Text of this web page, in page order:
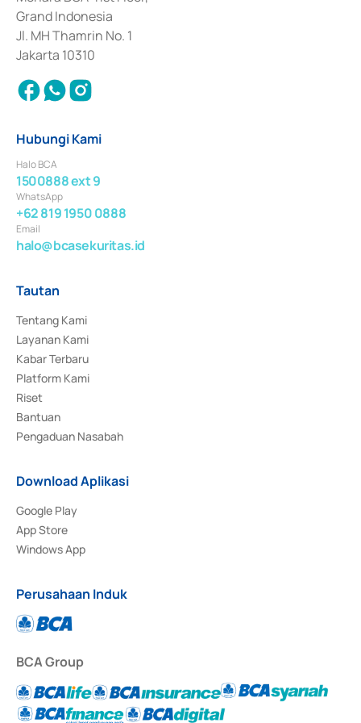
Surat Berharga Komersial yang izinnya diterbitkan pada tahun 2018.
Grand Indonesia
Jl. MH Thamrin No. 1
Jakarta 10310
Hubungi Kami
Halo BCA
1500888 ext 9
WhatsApp
+62 819 1950 0888
Email
halo@bcasekuritas.id
Tautan
Tentang Kami
Layanan Kami
Kabar Terbaru
Platform Kami
Riset
Bantuan
Pengaduan Nasabah
Download Aplikasi
Google Play
App Store
Windows App
Perusahaan Induk
BCA Group